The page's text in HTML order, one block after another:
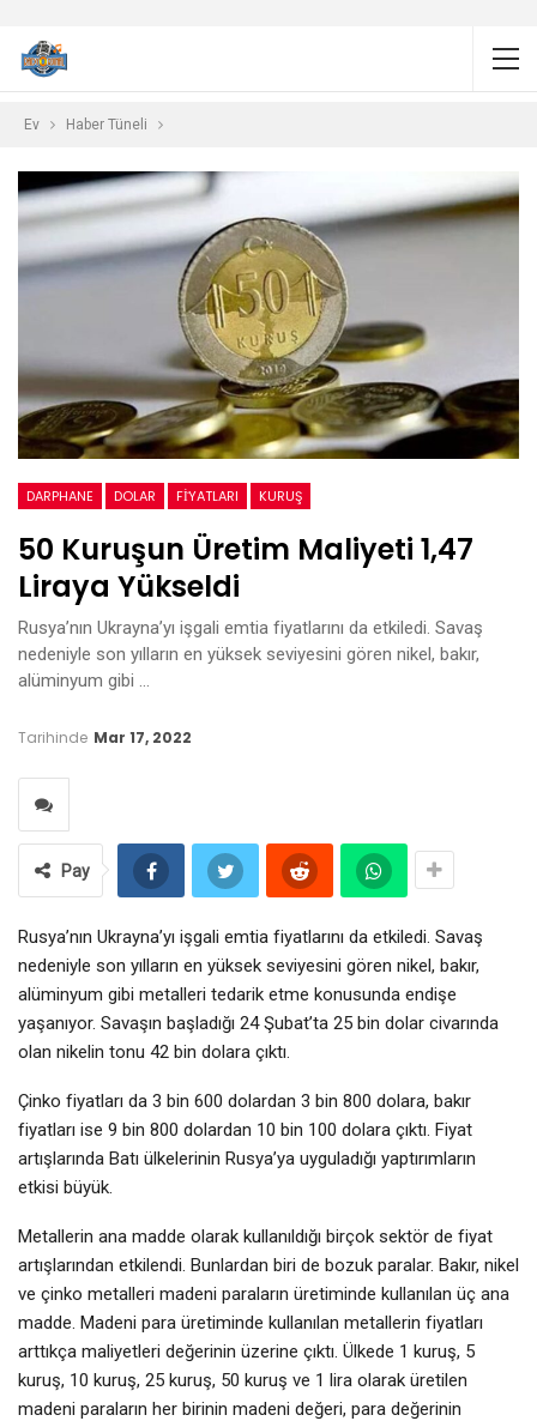
Ev Haber Tüneli
DARPHANE DOLAR FİYATLARI KURUŞ
50 Kuruşun Üretim Maliyeti 1,47
Liraya Yükseldi
Rusya’nın Ukrayna’yı işgali emtia fiyatlarını da etkiledi. Savaş
nedeniyle son yılların en yüksek seviyesini gören nikel, bakır,
alüminyum gibi …
Tarihinde Mar 17, 2022
Pay
Rusya’nın Ukrayna’yı işgali emtia fiyatlarını da etkiledi. Savaş
nedeniyle son yılların en yüksek seviyesini gören nikel, bakır,
alüminyum gibi metalleri tedarik etme konusunda endişe
yaşanıyor. Savaşın başladığı 24 Şubat’ta 25 bin dolar civarında
olan nikelin tonu 42 bin dolara çıktı.
Çinko fiyatları da 3 bin 600 dolardan 3 bin 800 dolara, bakır
fiyatları ise 9 bin 800 dolardan 10 bin 100 dolara çıktı. Fiyat
artışlarında Batı ülkelerinin Rusya’ya uyguladığı yaptırımların
etkisi büyük.
Metallerin ana madde olarak kullanıldığı birçok sektör de fiyat
artışlarından etkilendi. Bunlardan biri de bozuk paralar. Bakır, nikel
ve çinko metalleri madeni paraların üretiminde kullanılan üç ana
madde. Madeni para üretiminde kullanılan metallerin fiyatları
arttıkça maliyetleri değerinin üzerine çıktı. Ülkede 1 kuruş, 5
kuruş, 10 kuruş, 25 kuruş, 50 kuruş ve 1 lira olarak üretilen
madeni paraların her birinin madeni değeri, para değerinin